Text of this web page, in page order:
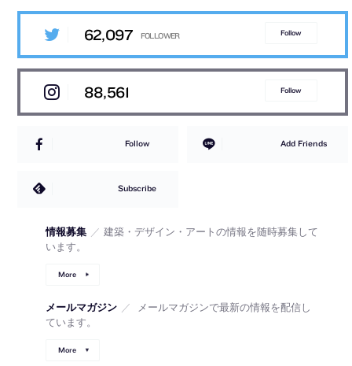
62,097 Follow
88,561 Follow
Follow Add Friends
Subscribe
情報募集 ／ 建築・デザイン・アートの情報を随時募集して
います。
More
メールマガジン ／
メールマガジンで最新の情報を配信し
ています。
More